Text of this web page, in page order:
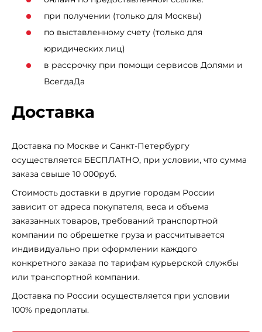
Sportswear U Tee Photo не является исключением и
сочетает в себе лучшие качества и достоинства
данного бренда.
Итак, футболка Nike Sportswear U Tee Photo – это
стильная, комфортная и качественная модель, которая
станет отличным приобретением для подростков и
выглядеть модно и стильно, сохраняя при этом
максимальный комфорт в носке.
при получении (только для Москвы)
по выставленному счету (только для
юридических лиц)
в рассрочку при помощи сервисов Долями и
ВсегдаДа
Доставка
Доставка по Москве и Санкт-Петербургу
осуществляется БЕСПЛАТНО, при условии, что сумма
заказа свыше 10 000руб.
Стоимость доставки в другие городам России
зависит от адреса покупателя, веса и объема
заказанных товаров, требований транспортной
компании по обрешетке груза и рассчитывается
индивидуально при оформлении каждого
конкретного заказа по тарифам курьерской службы
или транспортной компании.
Доставка по России осуществляется при условии
100% предоплаты.